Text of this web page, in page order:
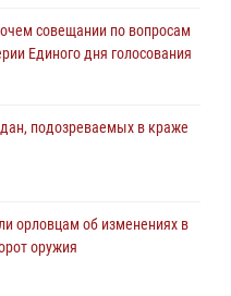
совещании по вопросам
Единого дня голосования
подозреваемых в краже
орловцам об изменениях в
оружия